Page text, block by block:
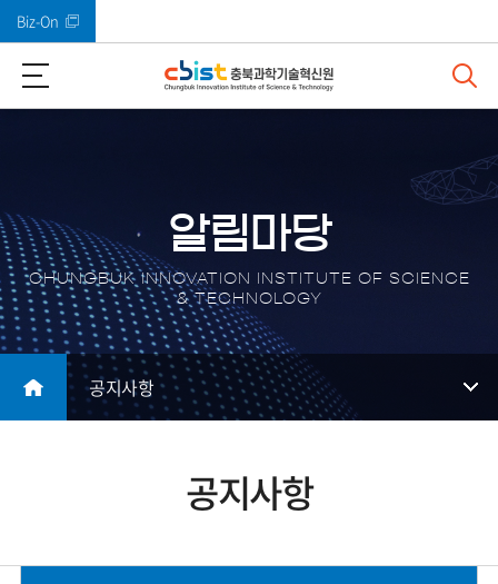
Biz-On
알림마당
CHUNGBUK INNOVATION INSTITUTE OF SCIENCE
& TECHNOLOGY
공지사항
공지사항